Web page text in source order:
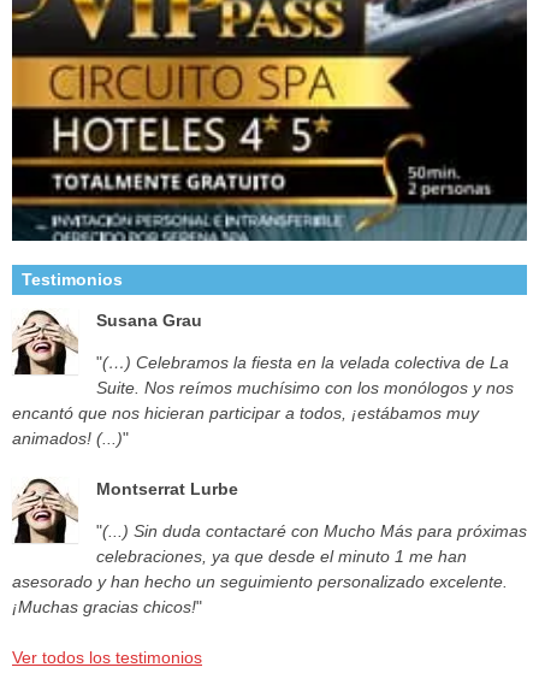
Testimonios
Susana Grau
"(…) Celebramos la fiesta en la velada colectiva de La
Suite. Nos reímos muchísimo con los monólogos y nos
encantó que nos hicieran participar a todos, ¡estábamos muy
animados! (...)"
Montserrat Lurbe
"(...) Sin duda contactaré con Mucho Más para próximas
celebraciones, ya que desde el minuto 1 me han
asesorado y han hecho un seguimiento personalizado excelente.
¡Muchas gracias chicos!"
Ver todos los testimonios